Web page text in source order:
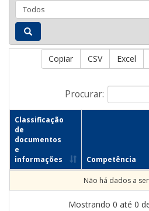
Copiar CSV Excel
Procurar:
Classificação
de
documentos
e
informações
Competência
Não há dados a
Mostrando 0 até 0